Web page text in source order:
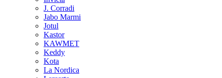
J. Corradi
Jabo Marmi
Jotul
Kastor
KAWMET
Keddy
Kota
La Nordica